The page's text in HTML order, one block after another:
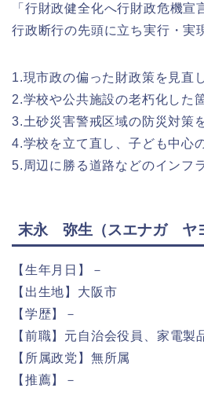
「行財政健全化へ行財政危機宣
行政断行の先頭に立ち実行・実
1.現市政の偏った財政策を見直
2.学校や公共施設の老朽化した
3.土砂災害警戒区域の防災対策
4.学校を立て直し、子ども中心
5.周辺に勝る道路などのインフ
末永 弥生（スエナガ ヤ
【生年月日】－
【出生地】大阪市
【学歴】－
【前職】元自治会役員、家電製
【所属政党】無所属
【推薦】－